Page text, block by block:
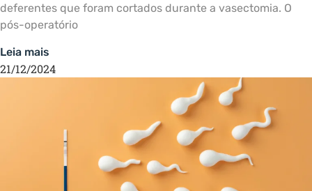
deferentes que foram cortados durante a vasectomia. O
pós-operatório
Leia mais
21/12/2024